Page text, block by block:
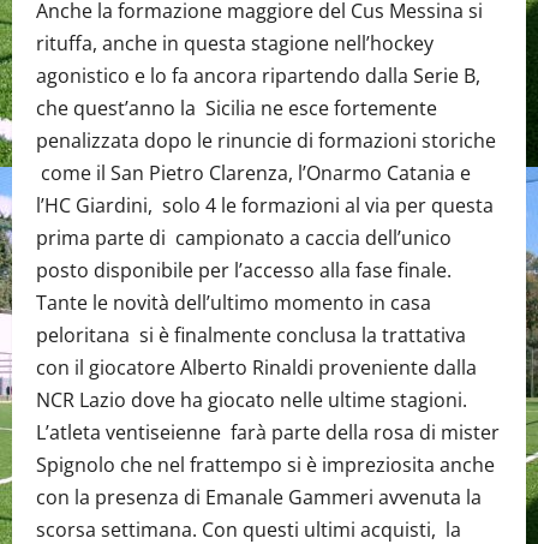
Anche la formazione maggiore del Cus Messina si
rituffa, anche in questa stagione nell’hockey
agonistico e lo fa ancora ripartendo dalla Serie B,
che quest’anno la Sicilia ne esce fortemente
penalizzata dopo le rinuncie di formazioni storiche
come il San Pietro Clarenza, l’Onarmo Catania e
l’HC Giardini, solo 4 le formazioni al via per questa
prima parte di campionato a caccia dell’unico
posto disponibile per l’accesso alla fase finale.
Tante le novità dell’ultimo momento in casa
peloritana si è finalmente conclusa la trattativa
con il giocatore Alberto Rinaldi proveniente dalla
NCR Lazio dove ha giocato nelle ultime stagioni.
L’atleta ventiseienne farà parte della rosa di mister
Spignolo che nel frattempo si è impreziosita anche
con la presenza di Emanale Gammeri avvenuta la
scorsa settimana. Con questi ultimi acquisti, la